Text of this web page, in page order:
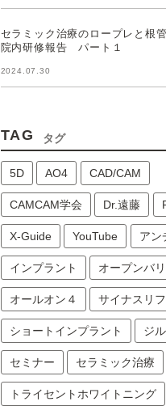
セラミック治療のロープレと根
院内研修報告 パート１
2024.07.30
TAG タグ
5D AO4 CAD/CAM
CAMCAM学会 Dr.遠藤
X-Guide YouTube アン
インプラント オープンバ
オールオン４ サイナスリ
ショートインプラント ジ
セミナー セラミック治療
トライセントホワイトニング